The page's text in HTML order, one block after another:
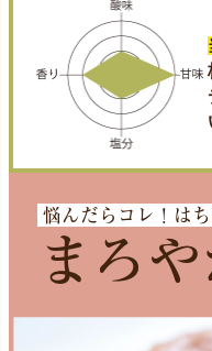
悩んだらコレ！は
まろ